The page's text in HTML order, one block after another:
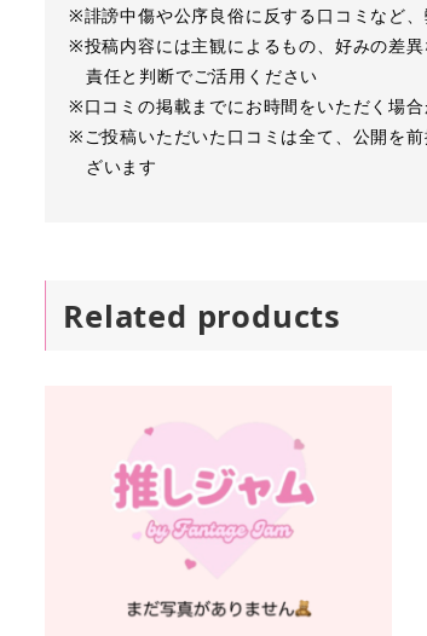
※誹謗中傷や公序良俗に反する口コミなど
※投稿内容には主観によるもの、好みの差
責任と判断でご活用ください
※口コミの掲載までにお時間をいただく場
※ご投稿いただいた口コミは全て、公開を
ざいます
Related products